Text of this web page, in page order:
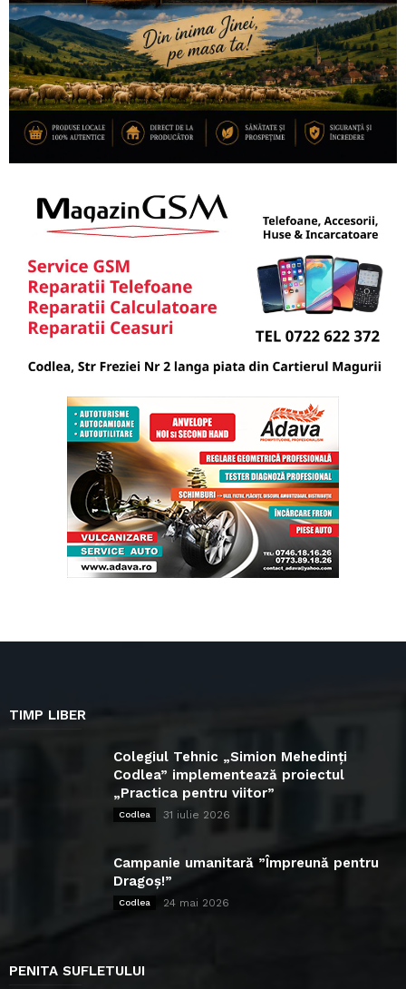
TIMP LIBER
Colegiul Tehnic „Simion Mehedinți
Codlea” implementează proiectul
„Practica pentru viitor”
Codlea 31 iulie 2026
Campanie umanitară ”Împreună pentru
Dragoș!”
Codlea 24 mai 2026
PENITA SUFLETULUI